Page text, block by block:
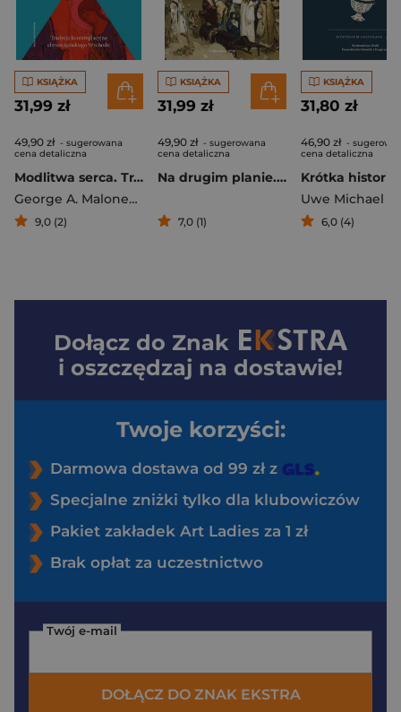
KSIĄŻKA
31,99 zł
49,90 zł - sugerowana
cena detaliczna
Modlitwa serca. Tradycja kontemplacyjna chrześcijańskiego Wschodu
George A. Maloney SJ
9,0 (2)
KSIĄŻKA
31,99 zł
49,90 zł - sugerowana
cena detaliczna
Na drugim planie. Czego uczą mało znane postaci z Pisma Świętego
7,0 (1)
KSIĄŻKA
31,80 zł
46,90 zł -
cena detaliczna
Uwe Michael
6,0 (4)
Dołącz do Znak
i oszczędzaj na dostawie!
Twoje korzyści:
Darmowa dostawa od 99 zł z
Specjalne zniżki tylko dla klubowiczów
Pakiet zakładek Art Ladies za 1 zł
Brak opłat za uczestnictwo
Twój e-mail
DOŁĄCZ DO ZNAK EKSTRA